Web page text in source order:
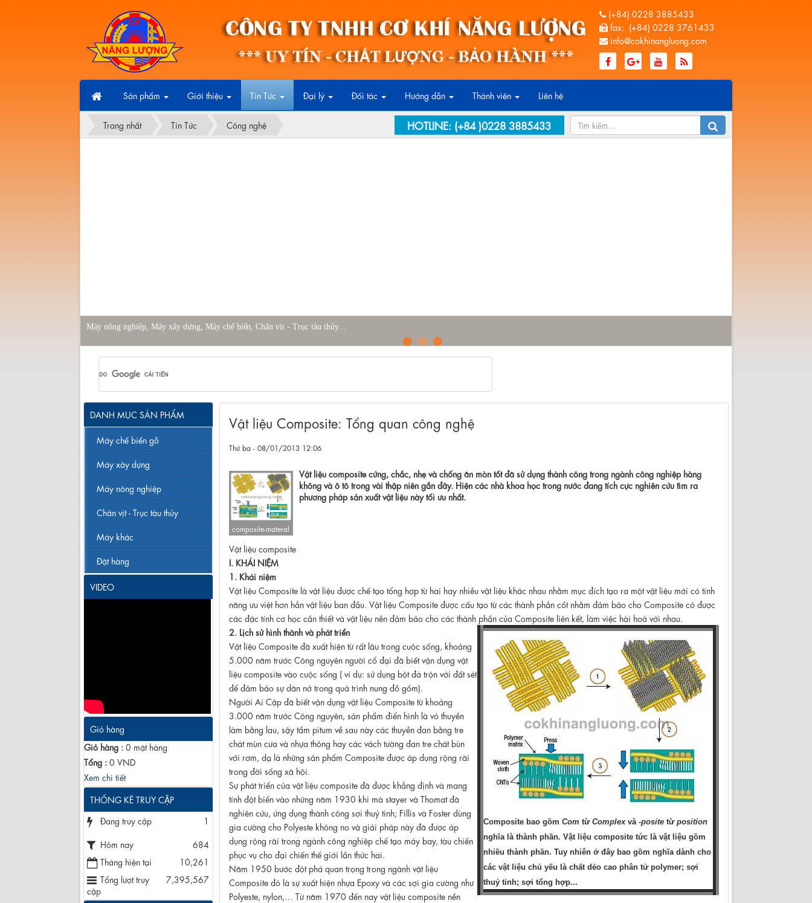
(+84) 0228 3885433
fax: (+84) 0228 3761433
info@cokhinangluong.com
Sản phẩm Giới thiệu Tin Tức Đại lý Đối tác Hướng dẫn Thành viên Liên hệ
Trang nhất Tin Tức Công nghệ HOTLINE: (+84 )0228 3885433
Máy nông nghiệp, Máy xây dựng, Máy chế biến, Chân vịt - Trục tàu thủy...
Vật liệu Composite: Tổng quan công nghệ
Thứ ba - 08/01/2013 12:06
composite-materal
Vật liệu composite cứng, chắc, nhẹ và chống ăn mòn tốt đã sử dụng thành công trong ngành công nghiệp hàng
không và ô tô trong vài thập niên gần đây. Hiện các nhà khoa học trong nước đang tích cực nghiên cứu tìm ra
phương pháp sản xuất vật liệu này tối ưu nhất.
Vật liệu composite
I. KHÁI NIỆM
1. Khái niệm
Vật liệu Composite là vật liệu được chế tạo tổng hợp từ hai hay nhiều vật liệu khác nhau nhằm mục đích tạo ra một vật liệu mới có tính
năng ưu việt hơn hẳn vật liệu ban đầu. Vật liệu Composite được cấu tạo từ các thành phần cốt nhằm đảm bảo cho Composite có được
các đặc tính cơ học cần thiết và vật liệu nền đảm bảo cho các thành phần của Composite liên kết, làm việc hài hoà với nhau.
2. Lịch sử hình thành và phát triển
Composite bao gồm Com từ Complexvà -positetừ position
nghĩa là thành phần. Vật liệu composite tức là vật liệu gồm
nhiều thành phần. Tuy nhiên ở đây bao gồm nghĩa dành cho
các vật liệu chủ yếu là chất dẻo cao phân tử polymer; sợi
thuỷ tinh; sợi tổng hợp...
Vật liệu Composite đã xuất hiện từ rất lâu trong cuộc sống, khoảng
5.000 năm trước Công nguyên người cổ đại đã biết vận dụng vật
liệu composite vào cuộc sống ( ví dụ: sử dụng bột đá trộn với đất sét
để đảm bảo sự dãn nở trong quá trình nung đồ gốm).
Người Ai Cập đã biết vận dụng vật liệu Composite từ khoảng
3.000 năm trước Công nguyên, sản phẩm điển hình là vỏ thuyền
làm bằng lau, sậy tẩm pitum về sau này các thuyền đan bằng tre
chát mùn cưa và nhựa thông hay các vách tường đan tre chát bùn
với rơm, dạ là những sản phẩm Composite được áp dụng rộng rãi
trong đời sống xã hội.
Sự phát triển của vật liệu composite đã được khẳng định và mang
tính đột biến vào những năm 1930 khi mà stayer và Thomat đã
nghiên cứu, ứng dụng thành công sợi thuỷ tinh; Fillis và Foster dùng
gia cường cho Polyeste không no và giải pháp này đã được áp
dụng rộng rãi trong ngành công nghiệp chế tạo máy bay, tàu chiến
phục vụ cho đại chiến thế giới lần thức hai.
Năm 1950 bước đột phá quan trọng trong ngành vật liệu
Composite đó là sự xuất hiện nhựa Epoxy và các sợi gia cường như
Polyeste, nylon,… Từ năm 1970 đến nay vật liệu composite nền
DANH MỤC SẢN PHẨM
Máy chế biến gỗ
Máy xây dựng
Máy nông nghiệp
Chân vịt - Trục tàu thủy
Máy khác
Đặt hàng
VIDEO
Giỏ hàng
Giỏ hàng : 0 mặt hàng
Tổng : 0 VND
Xem chi tiết
THỐNG KÊ TRUY CẬP
Đang truy cập
1
Hôm nay
684
Tháng hiện tại
10,261
Tổng lượt truy
cập
7,395,567